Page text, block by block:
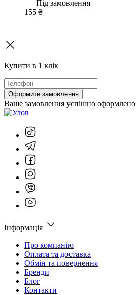
Під замовлення
155 ₴
Купити в 1 клік
Оформити замовлення
Ваше замовлення успішно оформлено
Інформація
Про компанію
Оплата та доставка
Обмін та повернення
Бренди
Блог
Контакти